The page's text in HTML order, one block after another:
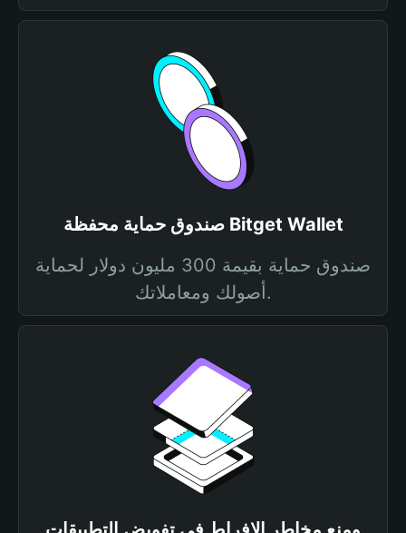
صندوق حماية محفظة Bitget Wallet
صندوق حماية بقيمة 300 مليون دولار لحماية
أصولك ومعاملاتك.